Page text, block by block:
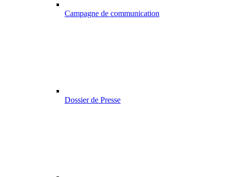
Campagne de communication
Dossier de Presse